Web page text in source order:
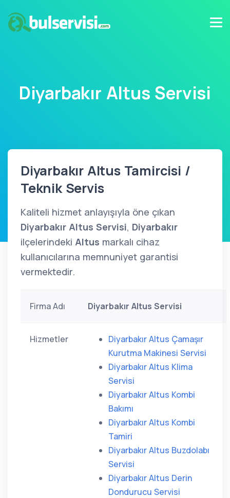
Diyarbakır Altus Servisi
Diyarbakır Altus Tamircisi /
Teknik Servis
Kaliteli hizmet anlayışıyla öne çıkan
Diyarbakır Altus Servisi, Diyarbakır
ilçelerindeki Altus markalı cihaz
kullanıcılarına memnuniyet garantisi
vermektedir.
Firma Adı Diyarbakır Altus Servisi
Hizmetler
Diyarbakır Altus Çamaşır
Kurutma Makinesi Servisi
Diyarbakır Altus Klima
Servisi
Diyarbakır Altus Kombi
Bakımı
Diyarbakır Altus Kombi
Tamiri
Diyarbakır Altus Buzdolabı
Servisi
Diyarbakır Altus Derin
Dondurucu Servisi